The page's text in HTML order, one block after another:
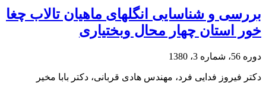
بررسی و شناسایی انگلهای ماهیان تالاب چغا
خور استان چهار محال وبختیاری
دوره 56، شماره 3، 1380
دکتر فیروز فدایی فرد، مهندس هادی قربانی، دکتر بابا مخیر